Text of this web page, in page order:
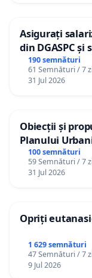
Asigurați
din DGASPC și
190 semnături
61 Semnături / 7
31 Jul 2026
Obiecții și
Planului
100 semnături
59 Semnături / 7
31 Jul 2026
Opriți
1 629 semnături
47 Semnături / 7
9 Jul 2026